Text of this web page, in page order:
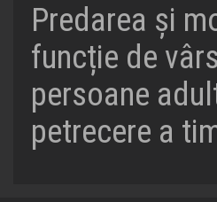
Predarea și
funcție de
persoane
petrecere a